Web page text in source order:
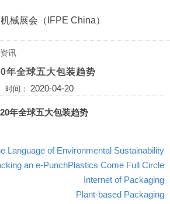
械展会（IFPE China）
讯
年全球五大包装趋势
时间： 2020-04-20
年全球五大包装趋势
Language of Environmental Sustainability
Plastics Come Full Circle
an e-Punch
Internet of Packaging
Plant-based Packaging